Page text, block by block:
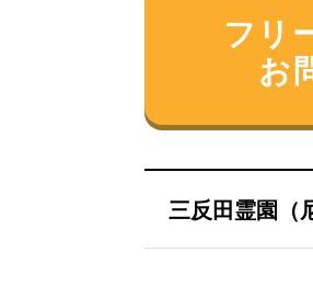
フリ
お
三反田霊園（